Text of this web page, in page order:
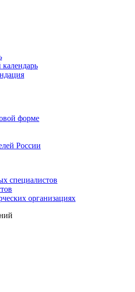
форме
России
специалистов
организациях